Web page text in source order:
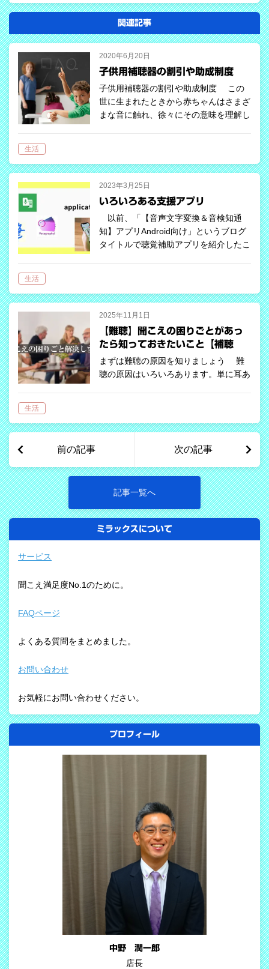
関連記事
2020年6月20日
子供用補聴器の割引や助成制度
子供用補聴器の割引や助成制度 この
世に生まれたときから赤ちゃんはさまざ
まな音に触れ、徐々にその意味を理解し
能力…
生活
2023年3月25日
いろいろある支援アプリ
以前、「【音声文字変換＆音検知通
知】アプリAndroid向け」というブログ
タイトルで聴覚補助アプリを紹介したこ
る…
生活
2025年11月1日
【難聴】聞こえの困りごとがあっ
たら知っておきたいこと【補聴
器】
まずは難聴の原因を知りましょう 難
聴の原因はいろいろあります。単に耳あ
す。はじめに耳鼻咽喉科を受診されると
生活
前の記事 次の記事
記事一覧へ
ミラックスについて
サービス
聞こえ満足度No.1のために。
FAQページ
よくある質問をまとめました。
お問い合わせ
お気軽にお問い合わせください。
プロフィール
中野 潤一郎
店長